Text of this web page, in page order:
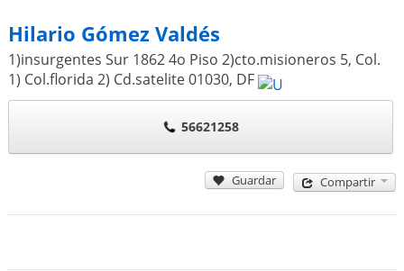
Hilario Gómez Valdés
1)insurgentes Sur 1862 4o Piso 2)cto.misioneros 5, Col.
1) Col.florida 2) Cd.satelite01030, DF
56621258
Guardar Compartir